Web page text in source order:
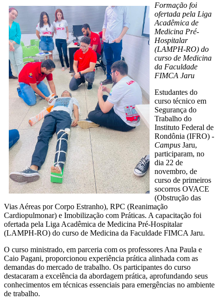
Formação foi
ofertada pela Liga
Acadêmica de
Medicina Pré-
Hospitalar
(LAMPH-RO) do
curso de Medicina
da Faculdade
FIMCA Jaru
Estudantes do
curso técnico em
Segurança do
Trabalho do
Instituto Federal de
Rondônia (IFRO) -
Campus Jaru,
participaram, no
dia 22 de
novembro, de
curso de primeiros
socorros OVACE
(Obstrução das
Vias Aéreas por Corpo Estranho), RPC (Reanimação
Cardiopulmonar) e Imobilização com Práticas. A capacitação foi
ofertada pela Liga Acadêmica de Medicina Pré-Hospitalar
(LAMPH-RO) do curso de Medicina da Faculdade FIMCA Jaru.
O curso ministrado, em parceria com os professores Ana Paula e
Caio Pagani, proporcionou experiência prática alinhada com as
demandas do mercado de trabalho. Os participantes do curso
destacaram a excelência da abordagem prática, aprofundando seus
conhecimentos em técnicas essenciais para emergências no ambiente
de trabalho.